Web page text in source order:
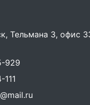
Тельмана 3, офис
929